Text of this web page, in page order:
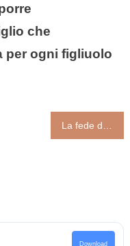
che
per ogni figliuolo
Download